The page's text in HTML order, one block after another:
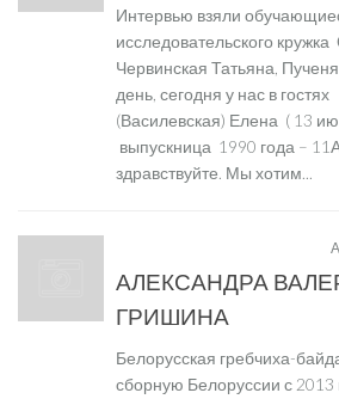
Интервью взяли
исследовательского
Червинская Татьяна,
день, сегодня у нас в
(Василевская) Елена ( 13
выпускница 1990 года –
здравствуйте. Мы хотим...
АЛЕКСАНДРА
ГРИШИНА
Белорусская гребчиха-
сборную Белоруссии с